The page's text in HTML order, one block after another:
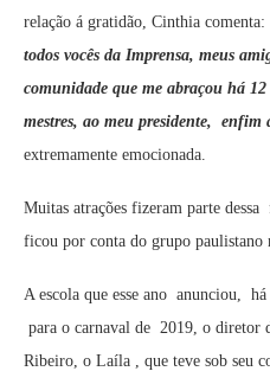
relação á gratidão, Cinthia
todos vocês da Imprensa, meus
comunidade que me abraçou há
mestres, ao meu presidente, enfim
extremamente emocionada.
Muitas atrações fizeram parte
ficou por conta do grupo paulistano
A escola que esse ano anunciou,
para o carnaval de 2019, o diretor
Ribeiro, o Laíla , que teve sob seu